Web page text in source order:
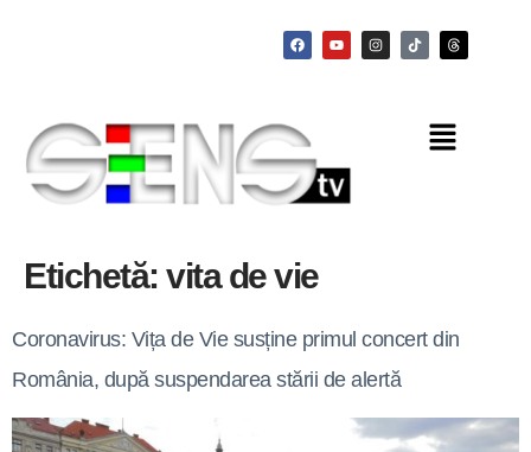
Etichetă: vita de vie
Coronavirus: Vița de Vie susține primul concert din
România, după suspendarea stării de alertă